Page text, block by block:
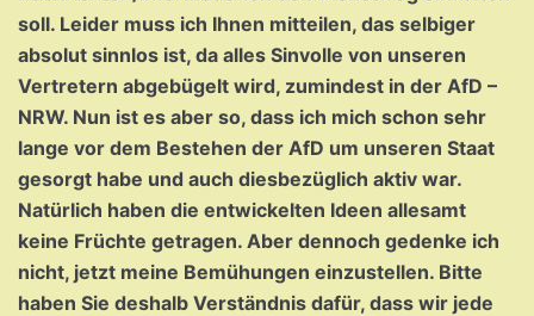
soll. Leider muss ich Ihnen mitteilen, das selbiger
absolut sinnlos ist, da alles Sinvolle von unseren
Vertretern abgebügelt wird, zumindest in der AfD –
NRW. Nun ist es aber so, dass ich mich schon sehr
lange vor dem Bestehen der AfD um unseren Staat
gesorgt habe und auch diesbezüglich aktiv war.
Natürlich haben die entwickelten Ideen allesamt
keine Früchte getragen. Aber dennoch gedenke ich
nicht, jetzt meine Bemühungen einzustellen. Bitte
haben Sie deshalb Verständnis dafür, dass wir jede